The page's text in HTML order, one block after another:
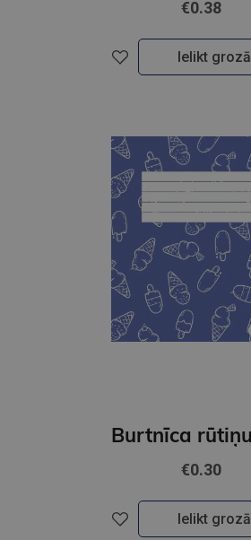
€0.38
Ielikt grozā
€0.30
Ielikt grozā